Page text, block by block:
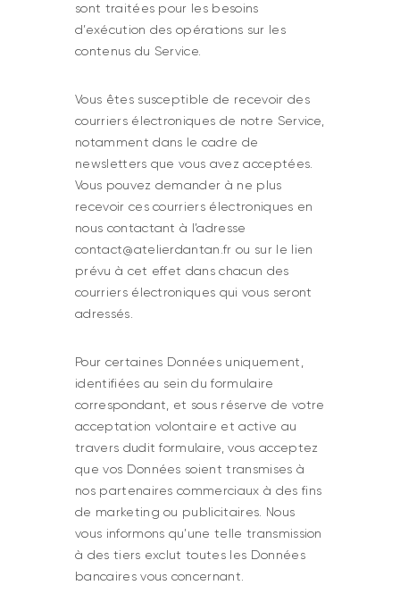
sont traitées pour les besoins
d’exécution des opérations sur les
contenus du Service.
Vous êtes susceptible de recevoir des
courriers électroniques de notre Service,
notamment dans le cadre de
newsletters que vous avez acceptées.
Vous pouvez demander à ne plus
recevoir ces courriers électroniques en
nous contactant à l’adresse
contact@atelierdantan.fr ou sur le lien
prévu à cet effet dans chacun des
courriers électroniques qui vous seront
adressés.
Pour certaines Données uniquement,
identifiées au sein du formulaire
correspondant, et sous réserve de votre
acceptation volontaire et active au
travers dudit formulaire, vous acceptez
que vos Données soient transmises à
nos partenaires commerciaux à des fins
de marketing ou publicitaires. Nous
vous informons qu’une telle transmission
à des tiers exclut toutes les Données
bancaires vous concernant.